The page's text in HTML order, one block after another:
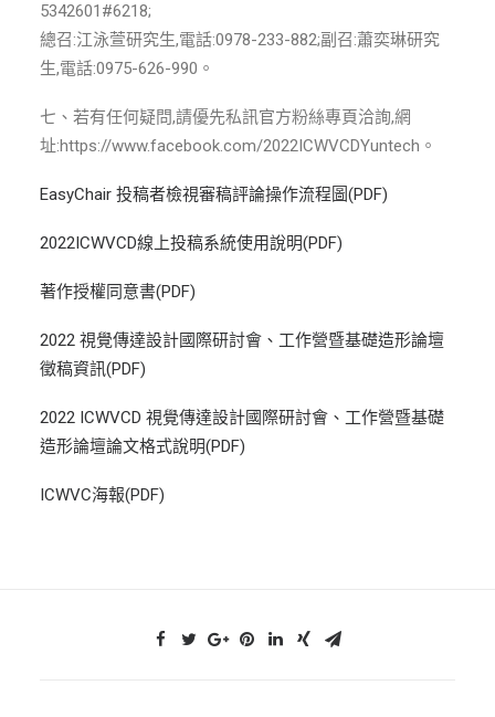
5342601#6218;
總召:江泳萱研究生,電話:0978-233-882;副召:蕭奕琳研究
生,電話:0975-626-990。
七、若有任何疑問,請優先私訊官方粉絲專頁洽詢,網
址:https://www.facebook.com/2022ICWVCDYuntech。
EasyChair 投稿者檢視審稿評論操作流程圖(PDF)
2022ICWVCD線上投稿系統使用說明(PDF)
著作授權同意書(PDF)
2022 視覺傳達設計國際研討會、工作營暨基礎造形論壇
徵稿資訊(PDF)
2022 ICWVCD 視覺傳達設計國際研討會、工作營暨基礎
造形論壇論文格式說明(PDF)
ICWVC海報(PDF)